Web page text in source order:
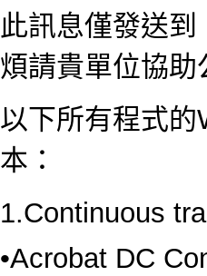
此訊息僅發送
煩請貴單位協
以下所有程式
本：
1.Continuous
•Acrobat DC